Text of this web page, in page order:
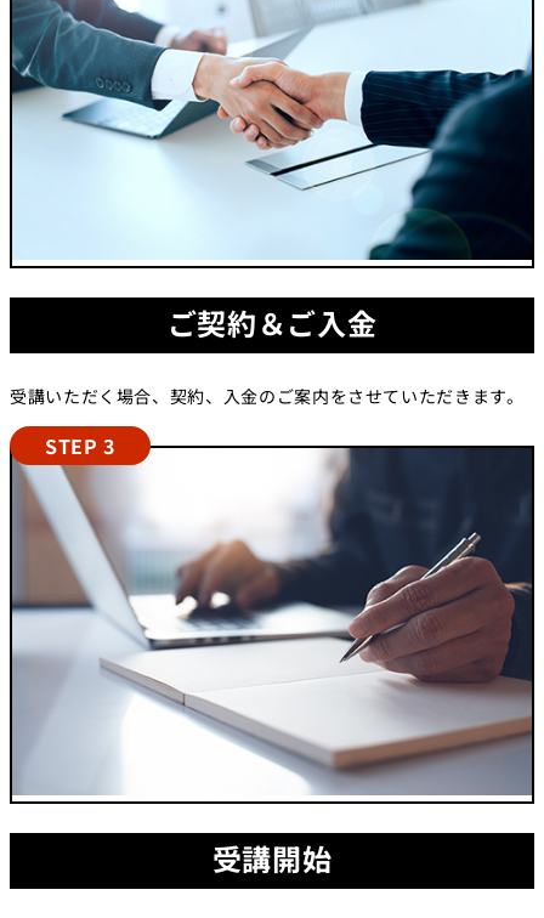
ご契約＆ご入金
受講いただく場合、契約、入金のご案内をさせていただきます。
STEP 3
受講開始